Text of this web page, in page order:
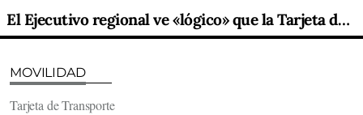
El Ejecutivo regional ve «lógico» que la Tarjeta de Transporte bonificada sea para los empadronados
MOVILIDAD
Tarjeta de Transporte